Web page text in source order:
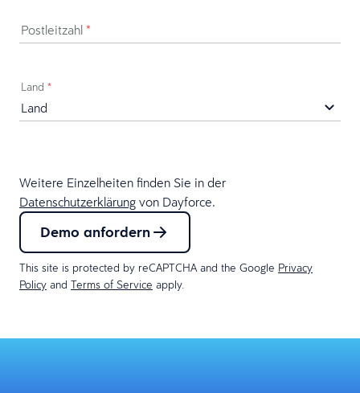
Postleitzahl *
Land *
Weitere Einzelheiten finden Sie in der
Datenschutzerklärung von Dayforce.
Demo anfordern
This site is protected by reCAPTCHA and the Google Privacy
Policy and Terms of Service apply.